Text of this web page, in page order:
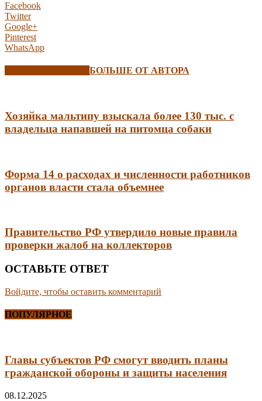
Facebook
Twitter
Google+
Pinterest
WhatsApp
БОЛЬШЕ ОТ АВТОРА
Хозяйка мальтипу взыскала более 130 тыс. с
владельца напавшей на питомца собаки
Форма 14 о расходах и численности работников
органов власти стала объемнее
Правительство РФ утвердило новые правила
проверки жалоб на коллекторов
ОСТАВЬТЕ ОТВЕТ
Войдите, чтобы оставить комментарий
ПОПУЛЯРНОЕ
Главы субъектов РФ смогут вводить планы
гражданской обороны и защиты населения
08.12.2025